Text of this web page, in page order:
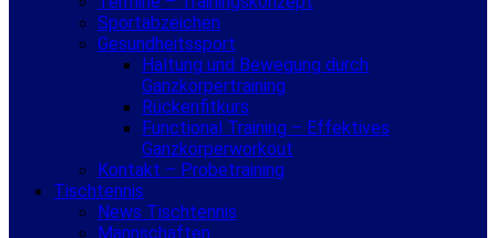
Sportabzeichen
Gesundheitssport
Haltung und Bewegung durch
Ganzkörpertraining
Rückenfitkurs
Functional Training – Effektives
Ganzkörperworkout
Kontakt – Probetraining
Tischtennis
News Tischtennis
Mannschaften